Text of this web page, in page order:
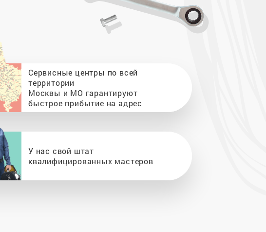
Сервисные центры по всей
территории
Москвы и МО гарантируют
быстрое прибытие на адрес
У нас свой штат
квалифицированных мастеров